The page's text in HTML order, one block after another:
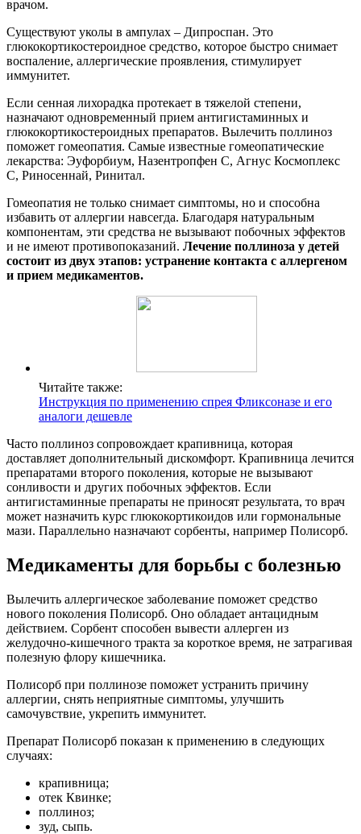
врачом.
Существуют уколы в ампулах – Дипроспан. Это
глюкокортикостероидное средство, которое быстро снимает
воспаление, аллергические проявления, стимулирует
иммунитет.
Если сенная лихорадка протекает в тяжелой степени,
назначают одновременный прием антигистаминных и
глюкокортикостероидных препаратов. Вылечить поллиноз
поможет гомеопатия. Самые известные гомеопатические
лекарства: Эуфорбиум, Назентропфен С, Агнус Космоплекс
С, Риносеннай, Ринитал.
Гомеопатия не только снимает симптомы, но и способна
избавить от аллергии навсегда. Благодаря натуральным
компонентам, эти средства не вызывают побочных эффектов
и не имеют противопоказаний. Лечение поллиноза у детей
состоит из двух этапов: устранение контакта с аллергеном
и прием медикаментов.
Читайте также:
Инструкция по применению спрея Фликсоназе и его
аналоги дешевле
Часто поллиноз сопровождает крапивница, которая
доставляет дополнительный дискомфорт. Крапивница лечится
препаратами второго поколения, которые не вызывают
сонливости и других побочных эффектов. Если
антигистаминные препараты не приносят результата, то врач
может назначить курс глюкокортикоидов или гормональные
мази. Параллельно назначают сорбенты, например Полисорб.
Медикаменты для борьбы с болезнью
Вылечить аллергическое заболевание поможет средство
нового поколения Полисорб. Оно обладает антацидным
действием. Сорбент способен вывести аллерген из
желудочно-кишечного тракта за короткое время, не затрагивая
полезную флору кишечника.
Полисорб при поллинозе поможет устранить причину
аллергии, снять неприятные симптомы, улучшить
самочувствие, укрепить иммунитет.
Препарат Полисорб показан к применению в следующих
случаях:
крапивница;
отек Квинке;
поллиноз;
зуд, сыпь.